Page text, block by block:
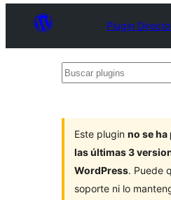
Plugin
Buscar
Este plugin no se
las últimas 3
WordPress. Puede
soporte ni lo